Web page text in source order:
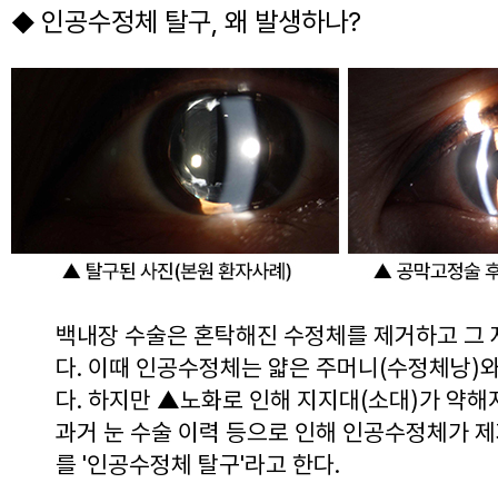
◆ 인공수정체 탈구, 왜 발생하나?
백내장 수술은 혼탁해진 수정체를 제거하고
다. 이때 인공수정체는 얇은 주머니(수정체낭)
다. 하지만 ▲노화로 인해 지지대(소대)가 약
과거 눈 수술 이력 등으로 인해 인공수정체가
를 '인공수정체 탈구'라고 한다.